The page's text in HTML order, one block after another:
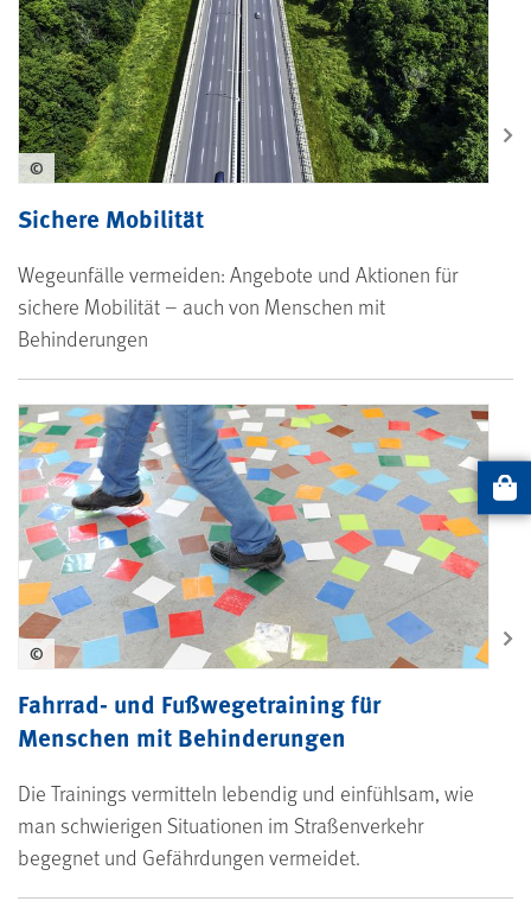
Sichere Mobilität
Wegeunfälle vermeiden: Angebote und Aktionen für
sichere Mobilität – auch von Menschen mit
Behinderungen
©
Fahrrad- und Fußwegetraining für
Menschen mit Behinderungen
Die Trainings vermitteln lebendig und einfühlsam, wie
man schwierigen Situationen im Straßenverkehr
begegnet und Gefährdungen vermeidet.
©
Artikel